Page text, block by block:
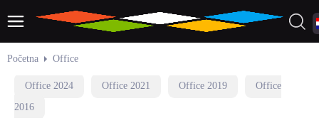
Početna Office
Office 2024 Office 2021 Office 2019
Office
2016